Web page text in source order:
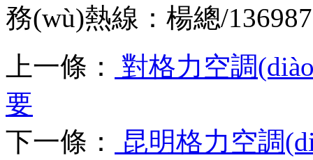
務(wù)熱線：楊總/
上一條：
對格力空調
要
下一條：
昆明格力空調